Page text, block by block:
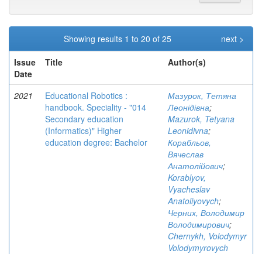
Showing results 1 to 20 of 25
next >
Issue
Date
Title Author(s)
2021
Educational Robotics :
handbook. Speciality - "014
Secondary education
(Informatics)" Higher
education degree: Bachelor
Мазурок, Тетяна
Леонідівна;
Mazurok, Tetyana
Leonidivna;
Корабльов,
Вячеслав
Анатолійович;
Korablyov,
Vyacheslav
Anatoliyovych;
Черних, Володимир
Володимирович;
Chernykh, Volodymyr
Volodymyrovych